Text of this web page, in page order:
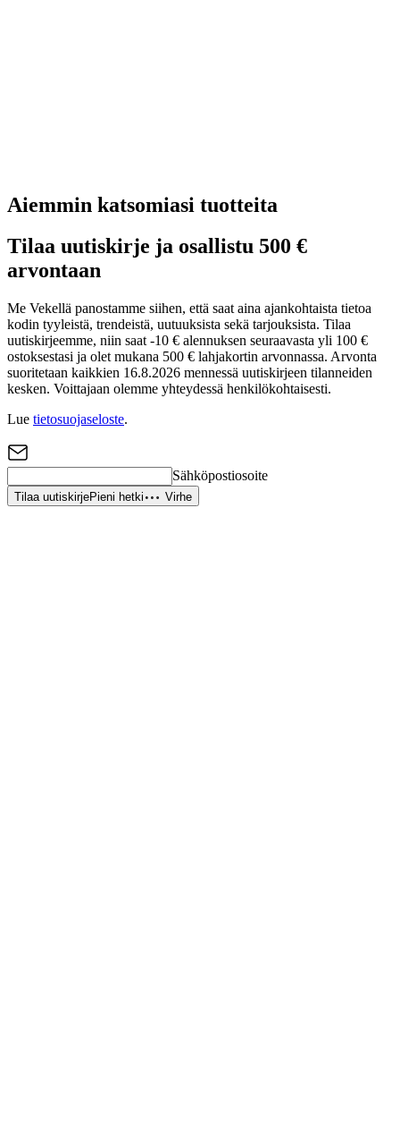
Aiemmin katsomiasi tuotteita
Tilaa uutiskirje ja osallistu 500 €
arvontaan
Me Vekellä panostamme siihen, että saat aina ajankohtaista tietoa
kodin tyyleistä, trendeistä, uutuuksista sekä tarjouksista. Tilaa
uutiskirjeemme, niin saat -10 € alennuksen seuraavasta yli 100 €
ostoksestasi ja olet mukana 500 € lahjakortin arvonnassa. Arvonta
suoritetaan kaikkien 16.8.2026 mennessä uutiskirjeen tilanneiden
kesken. Voittajaan olemme yhteydessä henkilökohtaisesti.
Lue tietosuojaseloste.
Sähköpostiosoite
Tilaa uutiskirjePieni hetki Virhe